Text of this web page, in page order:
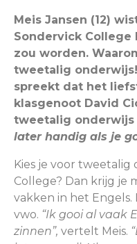
Meis Jansen (12)
Sondervick College
zou worden.
tweetalig
spreekt dat het
klasgenoot David
tweetalig onderwijs
later handig als je
Kies je voor
College? Dan krijg je
vakken in het
vwo. “Ik gooi al vaak
zinnen”, vertelt Meis.